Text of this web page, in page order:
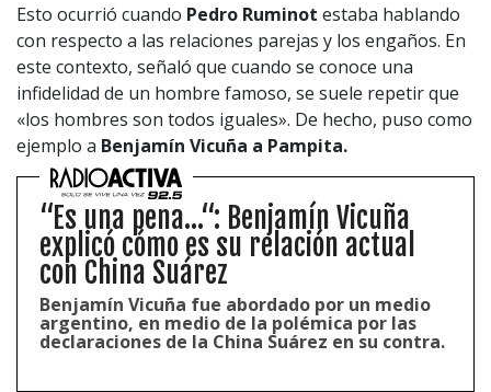
Esto ocurrió cuando Pedro Ruminot estaba hablando
con respecto a las relaciones parejas y los engaños. En
este contexto, señaló que cuando se conoce una
infidelidad de un hombre famoso, se suele repetir que
«los hombres son todos iguales». De hecho, puso como
ejemplo a Benjamín Vicuña a Pampita.
“Es una pena...“: Benjamín Vicuña
explicó cómo es su relación actual
con China Suárez
Benjamín Vicuña fue abordado por un medio
argentino, en medio de la polémica por las
declaraciones de la China Suárez en su contra.